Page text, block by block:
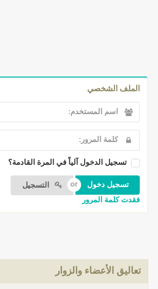
الملف الشخصي
تسجيل الدخول آلياً في المرة القادمة؟
التسجيل
فقدت كلمة المرور
تعاليق الأعضاء والزوار